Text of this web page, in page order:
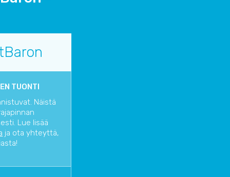
TUONTI
Näistä
Lue lisää
ja ota yhteyttä,